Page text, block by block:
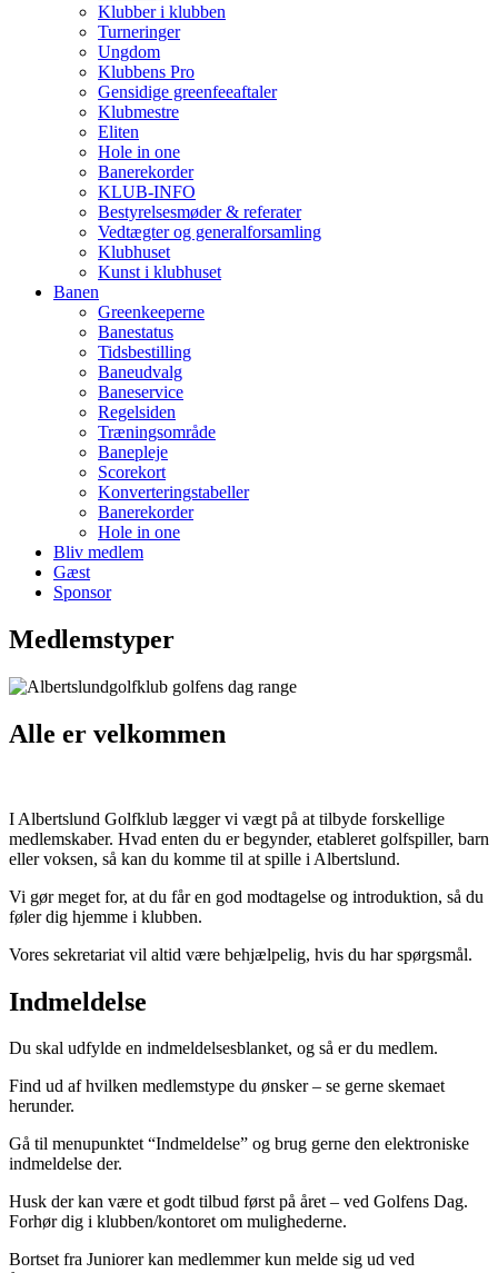
Klubber i klubben
Turneringer
Ungdom
Klubbens Pro
Gensidige greenfeeaftaler
Klubmestre
Eliten
Hole in one
Banerekorder
KLUB-INFO
Bestyrelsesmøder & referater
Vedtægter og generalforsamling
Klubhuset
Kunst i klubhuset
Banen
Greenkeeperne
Banestatus
Tidsbestilling
Baneudvalg
Baneservice
Regelsiden
Træningsområde
Banepleje
Scorekort
Konverteringstabeller
Banerekorder
Hole in one
Bliv medlem
Gæst
Sponsor
Medlemstyper
Alle er velkommen
I Albertslund Golfklub lægger vi vægt på at tilbyde forskellige
medlemskaber. Hvad enten du er begynder, etableret golfspiller, barn
eller voksen, så kan du komme til at spille i Albertslund.
Vi gør meget for, at du får en god modtagelse og introduktion, så du
føler dig hjemme i klubben.
Vores sekretariat vil altid være behjælpelig, hvis du har spørgsmål.
Indmeldelse
Du skal udfylde en indmeldelsesblanket, og så er du medlem.
Find ud af hvilken medlemstype du ønsker – se gerne skemaet
herunder.
Gå til menupunktet “Indmeldelse” og brug gerne den elektroniske
indmeldelse der.
Husk der kan være et godt tilbud først på året – ved Golfens Dag.
Forhør dig i klubben/kontoret om mulighederne.
Bortset fra Juniorer kan medlemmer kun melde sig ud ved